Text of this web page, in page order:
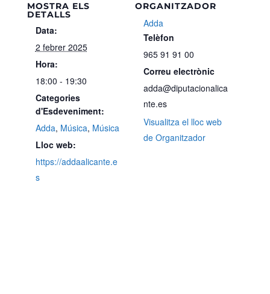
MOSTRA ELS
DETALLS
Data:
2 febrer 2025
Hora:
18:00 - 19:30
Categories
d'Esdeveniment:
Adda, Música, Música
Lloc web:
https://addaalicante.e
s
ORGANITZADOR
Adda
Telèfon
965 91 91 00
Correu electrònic
adda@diputacionalica
nte.es
Visualitza el lloc web
de Organitzador